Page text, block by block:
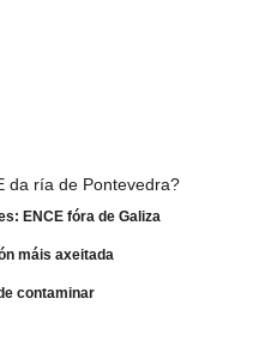
da ría de Pontevedra?
ENCE fóra de Galiza
máis axeitada
contaminar